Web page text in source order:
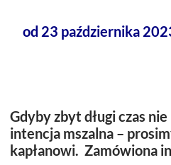
od 23 października
Gdyby zbyt długi czas
intencja mszalna –
kapłanowi. Zamówiona